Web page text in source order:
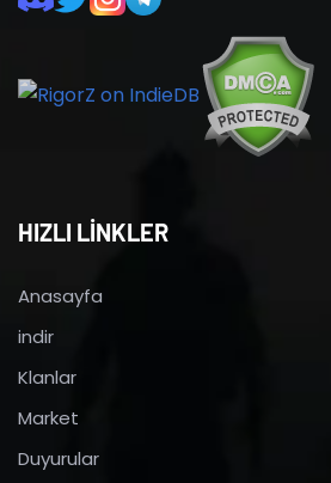
HIZLI LİNKLER
Anasayfa
indir
Klanlar
Market
Duyurular